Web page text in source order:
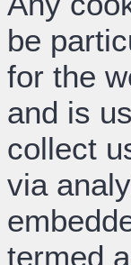
be
for the
and is
collect
via
termed